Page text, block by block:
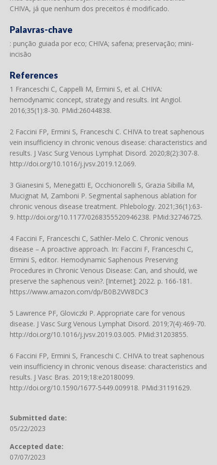
CHIVA, já que nenhum dos preceitos é modificado.
Palavras-chave
: punção guiada por eco; CHIVA; safena; preservação; mini-
incisão
References
1 Franceschi C, Cappelli M, Ermini S, et al. CHIVA:
hemodynamic concept, strategy and results. Int Angiol.
2016;35(1):8-30. PMid:26044838.
2 Faccini FP, Ermini S, Franceschi C. CHIVA to treat saphenous
vein insufficiency in chronic venous disease: characteristics and
results. J Vasc Surg Venous Lymphat Disord. 2020;8(2):307-8.
http://doi.org/10.1016/j.jvsv.2019.12.069.
3 Gianesini S, Menegatti E, Occhionorelli S, Grazia Sibilla M,
Mucignat M, Zamboni P. Segmental saphenous ablation for
chronic venous disease treatment. Phlebology. 2021;36(1):63-
9. http://doi.org/10.1177/0268355520946238. PMid:32746725.
4 Faccini F, Franceschi C, Sathler-Melo C. Chronic venous
disease – A proactive approach. In: Faccini F, Franceschi C,
Ermini S, editor. Hemodynamic Saphenous Preserving
Procedures in Chronic Venous Disease: Can, and should, we
preserve the saphenous vein?. [Internet]; 2022. p. 166-181.
https://www.amazon.com/dp/B0B2VW8DC3
5 Lawrence PF, Gloviczki P. Appropriate care for venous
disease. J Vasc Surg Venous Lymphat Disord. 2019;7(4):469-70.
http://doi.org/10.1016/j.jvsv.2019.03.005. PMid:31203855.
6 Faccini FP, Ermini S, Franceschi C. CHIVA to treat saphenous
vein insufficiency in chronic venous disease: characteristics and
results. J Vasc Bras. 2019;18:e20180099.
http://doi.org/10.1590/1677-5449.009918. PMid:31191629.
Submitted date:
05/22/2023
Accepted date:
07/07/2023